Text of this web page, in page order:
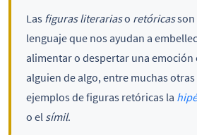
Las figuras literariaso retóricasson
lenguaje que nos ayudan a
alimentar o despertar una emoción
alguien de algo, entre muchas
ejemplos de figuras retóricas la
o el símil.